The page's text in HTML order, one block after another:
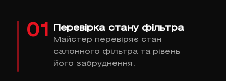
01 Перевірка стану фільтра
Майстер перевіряє стан
салонного фільтра та рівень
його забруднення.